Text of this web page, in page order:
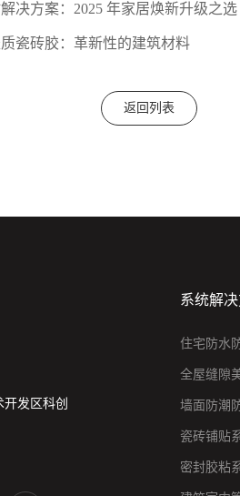
决方案：2025 年家居焕新升级之选
瓷砖胶：革新性的建筑材料
返回列表
发区科创
系统解
住宅防水
全屋缝隙
墙面防潮
瓷砖铺贴
密封胶粘